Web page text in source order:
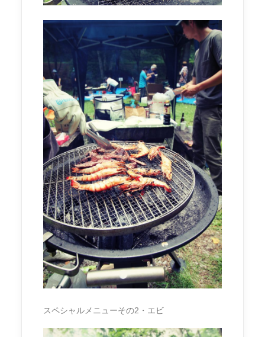
スペシャルメニューその2・エビ